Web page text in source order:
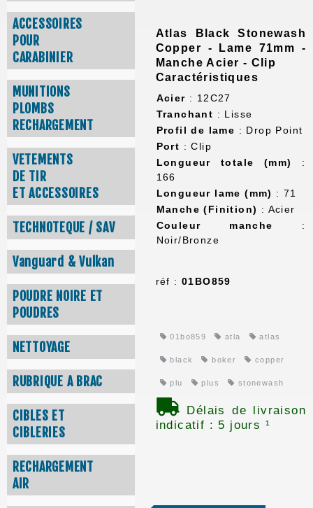
ACCESSOIRES
POUR
CARABINIER
MUNITIONS
PLOMBS
RECHARGEMENT
VETEMENTS
DE TIR
ET ACCESSOIRES
TECHNOTEQUE / SAV
Vanguard & Vulkan
POUDRE NOIRE ET
POUDRES
NETTOYAGE
RUBRIQUE A BRAC
CIBLES ET
CIBLERIES
RECHARGEMENT
AIR
Atlas Black Stonewash
Copper - Lame 71mm -
Manche Acier - Clip
Caractéristiques
Acier : 12C27
Tranchant : Lisse
Profil de lame : Drop Point
Port : Clip
Longueur totale (mm)
:
166
Longueur lame (mm) : 71
Manche (Finition) : Acier
Couleur manche
:
Noir/Bronze
réf :01BO859
01bo859 atla atlas
black boker copper
plu plus stonewash
Délais de livraison
indicatif : 5 jours ¹